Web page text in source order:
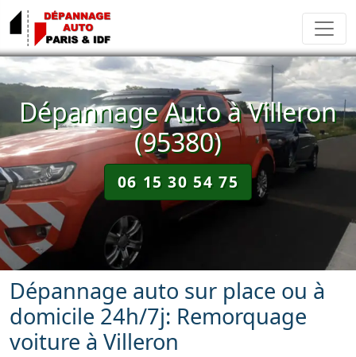
Dépannage Auto à Villeron
(95380)
06 15 30 54 75
Dépannage auto sur place ou à
domicile 24h/7j: Remorquage
voiture à Villeron